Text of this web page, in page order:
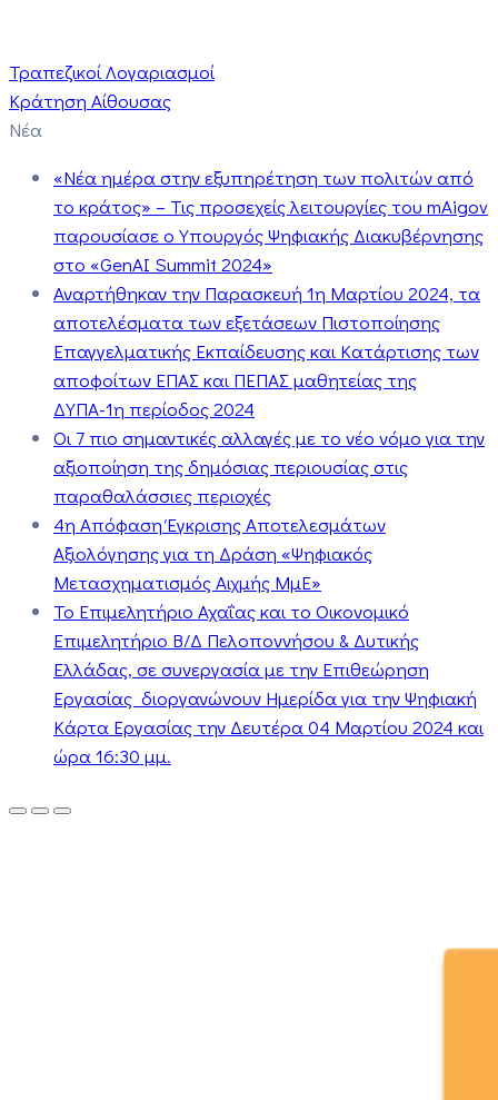
Τραπεζικοί Λογαριασμοί
Κράτηση Αίθουσας
Νέα
«Νέα ημέρα στην εξυπηρέτηση των πολιτών από
το κράτος» – Τις προσεχείς λειτουργίες του mAigov
παρουσίασε ο Υπουργός Ψηφιακής Διακυβέρνησης
στο «GenAI Summit 2024»
Αναρτήθηκαν την Παρασκευή 1η Μαρτίου 2024, τα
αποτελέσματα των εξετάσεων Πιστοποίησης
Επαγγελματικής Εκπαίδευσης και Κατάρτισης των
αποφοίτων ΕΠΑΣ και ΠΕΠΑΣ μαθητείας της
ΔΥΠΑ-1η περίοδος 2024
Οι 7 πιο σημαντικές αλλαγές με το νέο νόμο για την
αξιοποίηση της δημόσιας περιουσίας στις
παραθαλάσσιες περιοχές
4η Απόφαση Έγκρισης Αποτελεσμάτων
Αξιολόγησης για τη Δράση «Ψηφιακός
Μετασχηματισμός Αιχμής ΜμΕ»
Το Επιμελητήριο Αχαΐας και το Οικονομικό
Επιμελητήριο Β/Δ Πελοποννήσου & Δυτικής
Ελλάδας, σε συνεργασία με την Επιθεώρηση
Εργασίας διοργανώνουν Ημερίδα για την Ψηφιακή
Κάρτα Εργασίας την Δευτέρα 04 Μαρτίου 2024 και
ώρα 16:30 μμ.